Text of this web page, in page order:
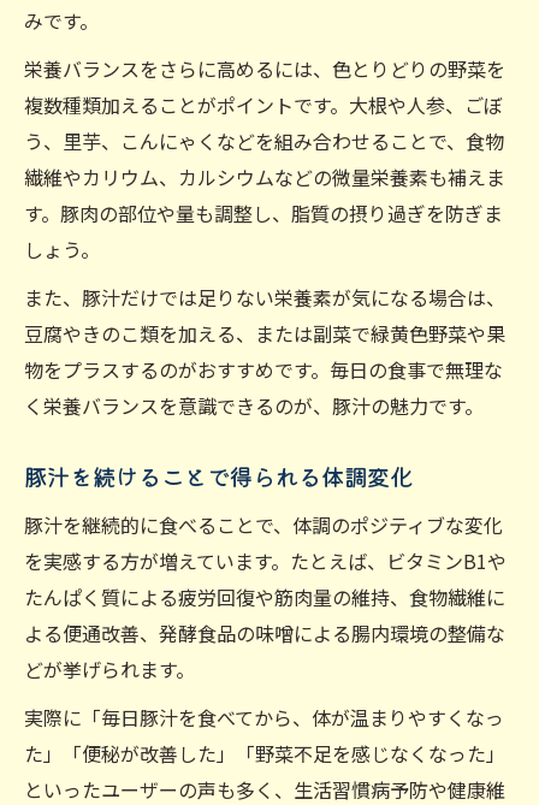
みです。
栄養バランスをさらに高めるには、色とりどりの野菜を
複数種類加えることがポイントです。大根や人参、ごぼ
う、里芋、こんにゃくなどを組み合わせることで、食物
繊維やカリウム、カルシウムなどの微量栄養素も補えま
す。豚肉の部位や量も調整し、脂質の摂り過ぎを防ぎま
しょう。
また、豚汁だけでは足りない栄養素が気になる場合は、
豆腐やきのこ類を加える、または副菜で緑黄色野菜や果
物をプラスするのがおすすめです。毎日の食事で無理な
く栄養バランスを意識できるのが、豚汁の魅力です。
豚汁を続けることで得られる体調変化
豚汁を継続的に食べることで、体調のポジティブな変化
を実感する方が増えています。たとえば、ビタミンB1や
たんぱく質による疲労回復や筋肉量の維持、食物繊維に
よる便通改善、発酵食品の味噌による腸内環境の整備な
どが挙げられます。
実際に「毎日豚汁を食べてから、体が温まりやすくなっ
た」「便秘が改善した」「野菜不足を感じなくなった」
といったユーザーの声も多く、生活習慣病予防や健康維